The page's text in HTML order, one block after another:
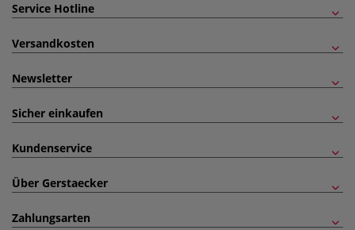
Service Hotline
Versandkosten
Newsletter
Sicher einkaufen
Kundenservice
Über Gerstaecker
Zahlungsarten